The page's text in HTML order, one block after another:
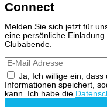
Connect
Melden Sie sich jetzt für
eine persönliche
Clubabende.
Ja, Ich willige ein, dass
Informationen speichert,
kann. Ich habe die